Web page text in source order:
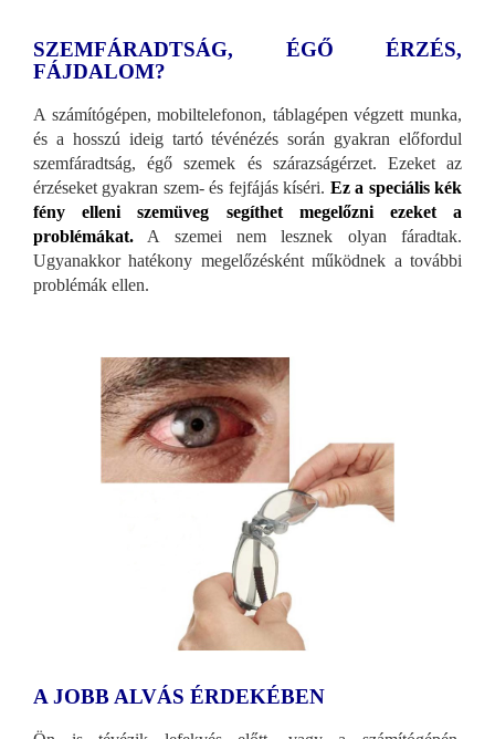
SZEMFÁRADTSÁG, ÉGŐ ÉRZÉS,
FÁJDALOM?
A számítógépen, mobiltelefonon, táblagépen végzett munka,
és a hosszú ideig tartó tévénézés során gyakran előfordul
szemfáradtság, égő szemek és szárazságérzet. Ezeket az
érzéseket gyakran szem- és fejfájás kíséri. Ez a speciális kék
fény elleni szemüveg segíthet megelőzni ezeket a
problémákat. A szemei nem lesznek olyan fáradtak.
Ugyanakkor hatékony megelőzésként működnek a további
problémák ellen.
A JOBB ALVÁS ÉRDEKÉBEN